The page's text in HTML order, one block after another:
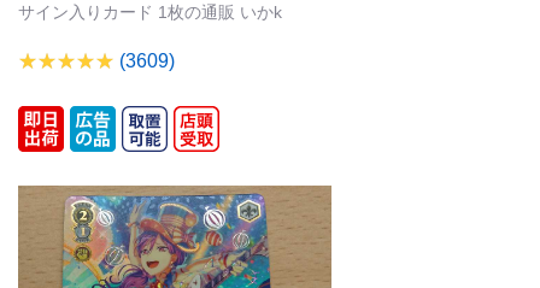
サイン入りカード 1枚の通販 いかk
(3609)